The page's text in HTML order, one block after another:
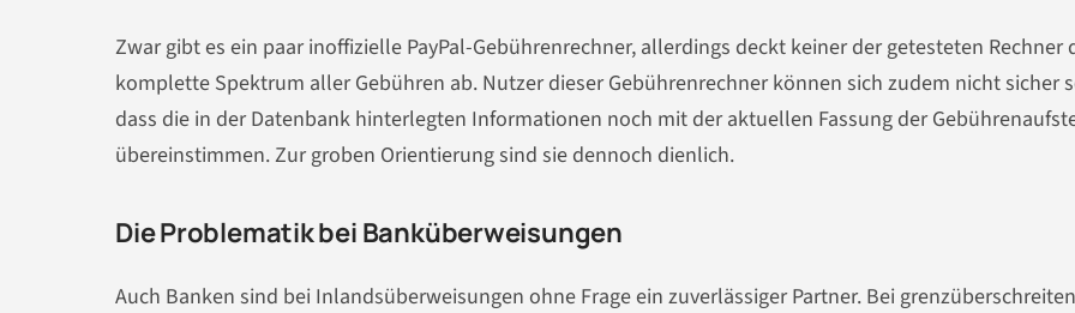
Zwar gibt es ein paar inoffizielle PayPal-Gebührenrechner, allerdings deckt keiner der getesteten Rechner
komplette Spektrum aller Gebühren ab. Nutzer dieser Gebührenrechner können sich zudem nicht sicher
dass die in der Datenbank hinterlegten Informationen noch mit der aktuellen Fassung der
übereinstimmen. Zur groben Orientierung sind sie dennoch dienlich.
Die Problematik bei Banküberweisungen
Auch Banken sind bei Inlandsüberweisungen ohne Frage ein zuverlässiger Partner. Bei